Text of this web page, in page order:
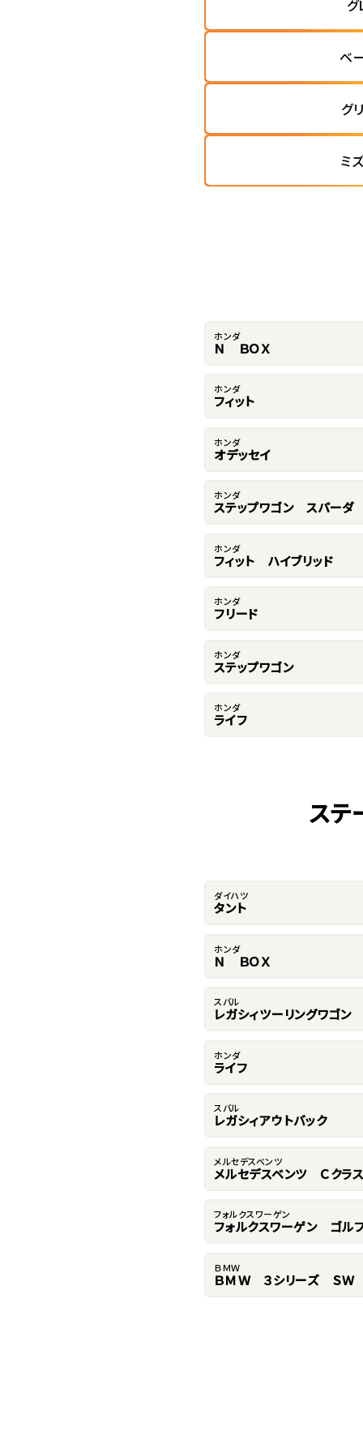
ベ
グ
ミ
ホンダ
Ｎ ＢＯＸ
ホンダ
フィット
ホンダ
オデッセイ
ホンダ
ステップワゴン スパーダ
ホンダ
フィット ハイブリッド
ホンダ
フリード
ホンダ
ステップワゴン
ホンダ
ライフ
ステ
ダイハツ
タント
ホンダ
Ｎ ＢＯＸ
スバル
レガシィツーリングワゴン
ホンダ
ライフ
スバル
レガシィアウトバック
メルセデスベンツ
メルセデスベンツ Ｃクラ
フォルクスワーゲン
フォルクスワーゲン ゴル
ＢＭＷ
ＢＭＷ ３シリーズ ＳＷ